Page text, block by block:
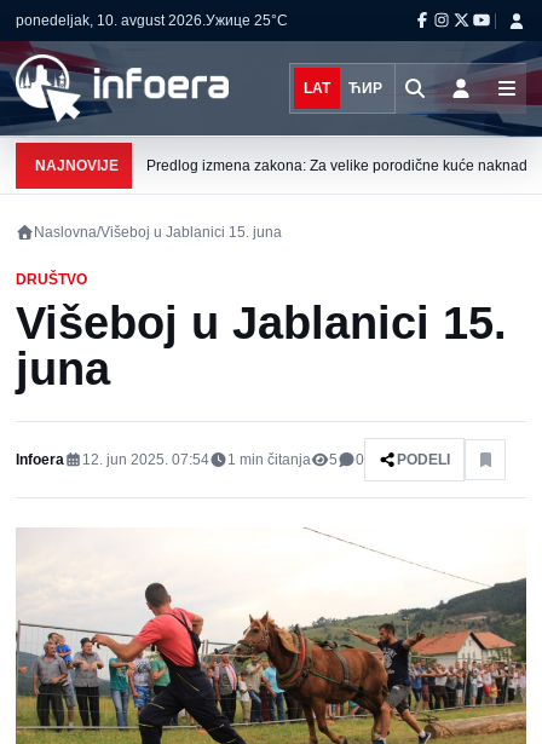
ponedeljak, 10. avgust 2026.Ужице 25°C
LAT ЋИР
NAJNOVIJE Predlog izmena zakona: Za velike porodične kuće
Naslovna/Višeboj u Jablanici 15. juna
DRUŠTVO
Višeboj u Jablanici 15.
juna
Infoera 12. jun 2025. 07:54 1 min čitanja 5 0 PODELI